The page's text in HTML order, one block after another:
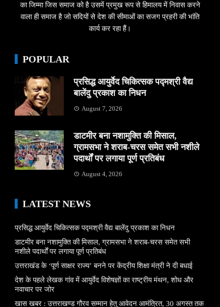
का जिम्मा जिस समाज को है उसमें प्रमुख रूप से हिमालय में निवास करने
वाला ही समाज है जो सदियों से देश की सीमाओं का सजग प्रहरी की भांति
कार्य कर रहा हैं।
POPULAR
प्रसिद्ध आयुर्वेद चिकित्सक पद्मश्री वैद्य
बालेंदु प्रकाश का निधन
August 7, 2026
डाटमीर बना नशामुक्ति की मिसाल,
ग्रामसभा ने शराब-चरस समेत सभी नशीले
पदार्थों पर लगाया पूर्ण प्रतिबंध
August 4, 2026
LATEST NEWS
प्रसिद्ध आयुर्वेद चिकित्सक पद्मश्री वैद्य बालेंदु प्रकाश का निधन
डाटमीर बना नशामुक्ति की मिसाल, ग्रामसभा ने शराब-चरस समेत सभी
नशीले पदार्थों पर लगाया पूर्ण प्रतिबंध
उत्तराखंड के ‘पूर्ण साक्षर राज्य’ बनने पर केंद्रीय शिक्षा मंत्री ने दी बधाई
देश के पहले लेखक गांव में आयुर्वेद विशेषज्ञों का राष्ट्रीय मंथन, शोध और
नवाचार पर जोर
खास खबर : उत्तराखण्ड गौरव सम्मान हेतु आवेदन आमंत्रित, 30 अगस्त तक